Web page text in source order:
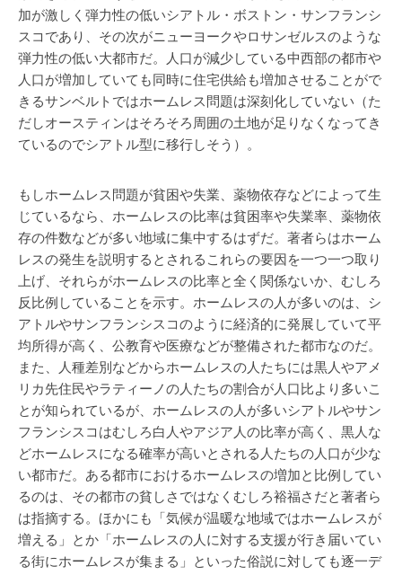
加が激しく弾力性の低いシアトル・ボストン・サンフランシ
スコであり、その次がニューヨークやロサンゼルスのような
弾力性の低い大都市だ。人口が減少している中西部の都市や
人口が増加していても同時に住宅供給も増加させることがで
きるサンベルトではホームレス問題は深刻化していない（た
だしオースティンはそろそろ周囲の土地が足りなくなってき
ているのでシアトル型に移行しそう）。
もしホームレス問題が貧困や失業、薬物依存などによって生
じているなら、ホームレスの比率は貧困率や失業率、薬物依
存の件数などが多い地域に集中するはずだ。著者らはホーム
レスの発生を説明するとされるこれらの要因を一つ一つ取り
上げ、それらがホームレスの比率と全く関係ないか、むしろ
反比例していることを示す。ホームレスの人が多いのは、シ
アトルやサンフランシスコのように経済的に発展していて平
均所得が高く、公教育や医療などが整備された都市なのだ。
また、人種差別などからホームレスの人たちには黒人やアメ
リカ先住民やラティーノの人たちの割合が人口比より多いこ
とが知られているが、ホームレスの人が多いシアトルやサン
フランシスコはむしろ白人やアジア人の比率が高く、黒人な
どホームレスになる確率が高いとされる人たちの人口が少な
い都市だ。ある都市におけるホームレスの増加と比例してい
るのは、その都市の貧しさではなくむしろ裕福さだと著者ら
は指摘する。ほかにも「気候が温暖な地域ではホームレスが
増える」とか「ホームレスの人に対する支援が行き届いてい
る街にホームレスが集まる」といった俗説に対しても逐一デ